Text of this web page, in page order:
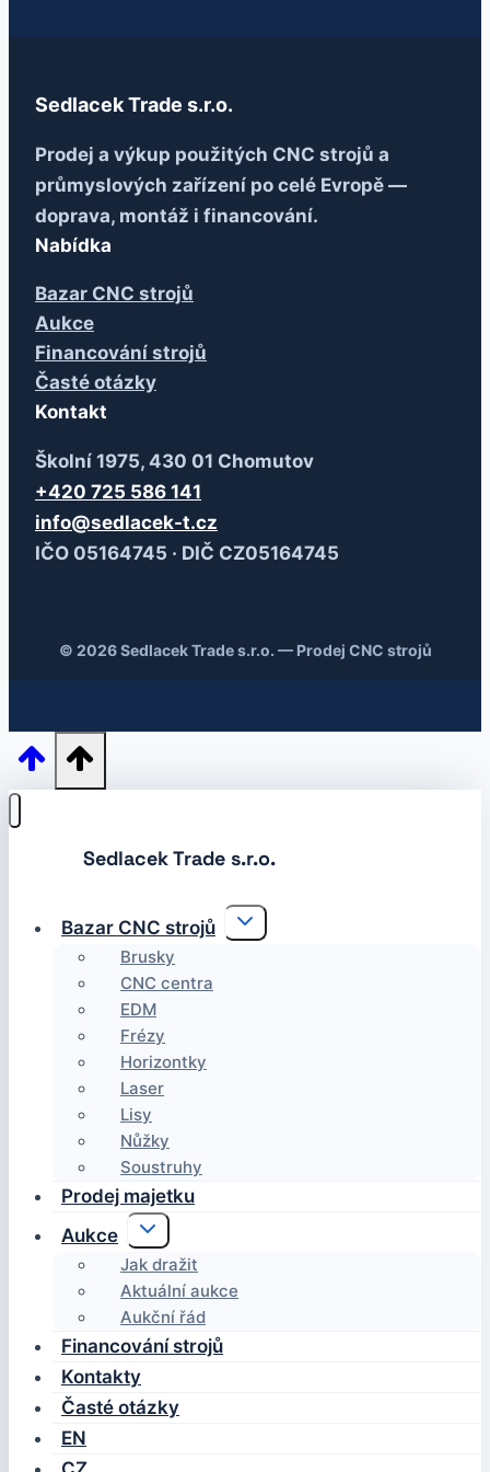
Sedlacek Trade s.r.o.
Prodej a výkup použitých CNC strojů a
průmyslových zařízení po celé Evropě —
doprava, montáž i financování.
Nabídka
Bazar CNC strojů
Aukce
Financování strojů
Časté otázky
Kontakt
Školní 1975, 430 01 Chomutov
+420 725 586 141
info@sedlacek-t.cz
IČO 05164745 · DIČ CZ05164745
© 2026 Sedlacek Trade s.r.o. — Prodej CNC strojů
Bazar CNC strojů
Toggle
Brusky
CNC centra
EDM
Frézy
Horizontky
Laser
Lisy
Nůžky
Soustruhy
Prodej majetku
Aukce
Toggle
menu
Jak dražit
Aktuální aukce
Aukční řád
Financování strojů
Kontakty
Časté otázky
EN